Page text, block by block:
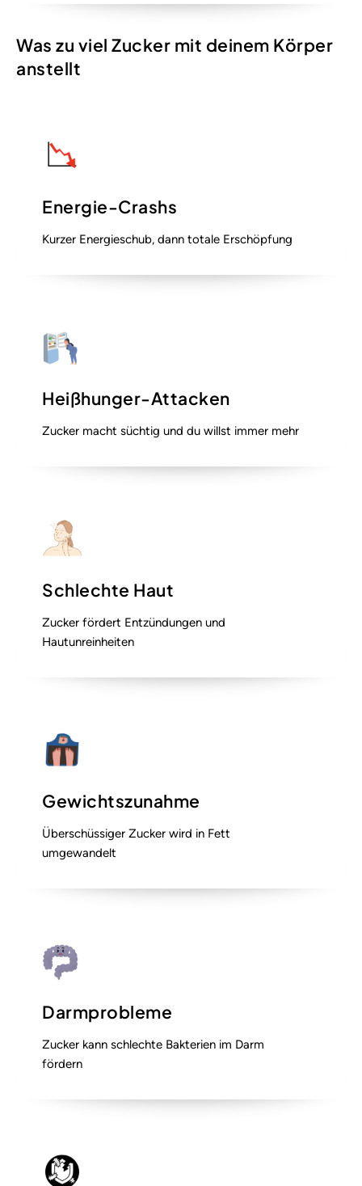
Was zu viel Zucker mit deinem Körper
anstellt
Energie-Crashs
Kurzer Energieschub, dann totale Erschöpfung
Heißhunger-Attacken
Zucker macht süchtig und du willst immer mehr
Schlechte Haut
Zucker fördert Entzündungen und
Hautunreinheiten
Gewichtszunahme
Überschüssiger Zucker wird in Fett
umgewandelt
Darmprobleme
Zucker kann schlechte Bakterien im Darm
fördern